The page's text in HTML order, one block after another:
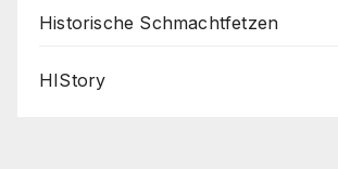
Historische Schmachtfetzen
HIStory